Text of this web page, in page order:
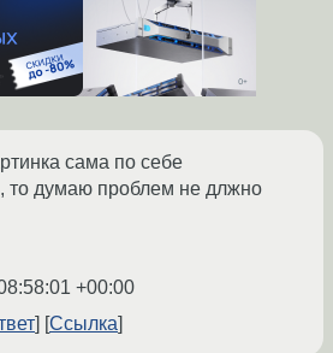
сама по себе
то думаю проблем не длжно
+00:00
Ссылка